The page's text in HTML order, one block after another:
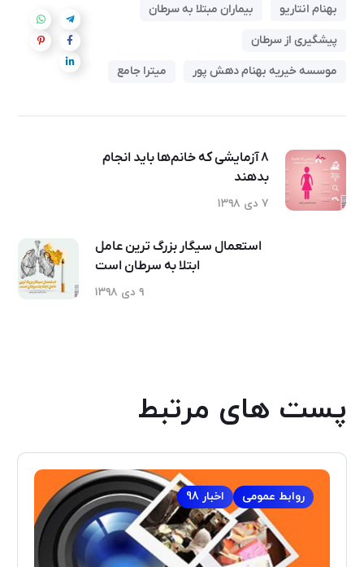
بهنام انتاریو
بیماران مبتلا به سرطان
پیشگیری از سرطان
موسسه خیریه بهنام دهش پور
میترا جامع
۸ آزمایشی که خانم‌ها باید انجام
بدهند
۷ دی ۱۳۹۸
استعمال سیگار بزرگ ترین عامل
ابتلا به سرطان است
۹ دی ۱۳۹۸
پست های مرتبط
اخبار 98 روابط عمومی